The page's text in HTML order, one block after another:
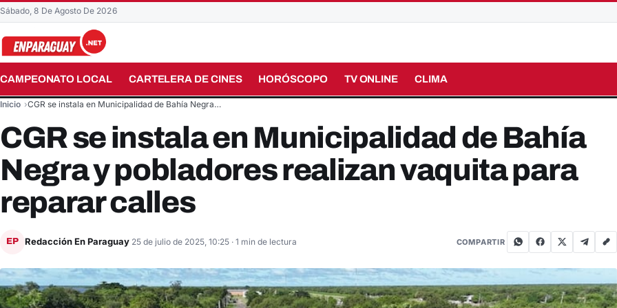
Sábado, 8 De Agosto De 2026
CAMPEONATO LOCAL CARTELERA DE CINES HORÓSCOPO TV ONLINE CLIMA
Buscar en el sitio
Inicio CGR se instala en Municipalidad de Bahía Negra…
CGR se instala en Municipalidad de Bahía
Negra y pobladores realizan vaquita para
reparar calles
EP Redacción En Paraguay 25 de julio de 2025, 10:25 · 1 min de lectura COMPARTIR